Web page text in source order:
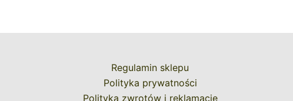
Regulamin sklepu
Polityka prywatności
Polityka zwrotów i reklamacje